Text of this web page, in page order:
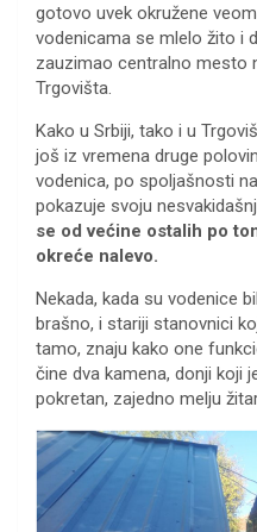
gotovo uvek okružene
vodenicama se mlelo žito i
zauzimao centralno mesto
Trgovišta.
Kako u Srbiji, tako i u
još iz vremena druge
vodenica, po spoljašnosti
pokazuje svoju
se od većine ostalih po
okreće nalevo.
Nekada, kada su vodenice
brašno, i stariji stanovnici
tamo, znaju kako one
čine dva kamena, donji koji
pokretan, zajedno melju